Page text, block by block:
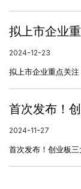
拟上市企业
2024-12-23
拟上市企业重点关
首次发布！
2024-11-27
首次发布！创业板